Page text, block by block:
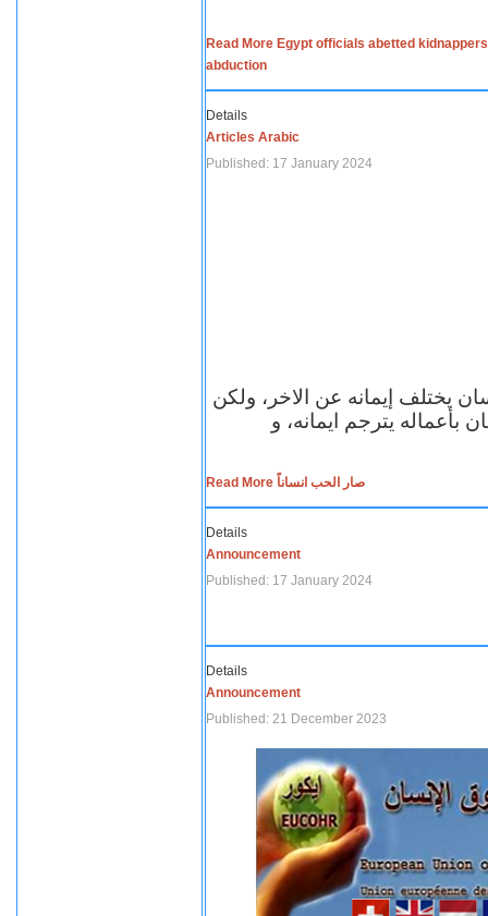
Read More Egypt officials abetted
abduction
Details
Articles Arabic
Published: 17 January 2024
يختلف إيمانه عن الاخر، ولكن
بأعماله يترجم ايمانه، و
Read More صار الحب انساناً
Details
Announcement
Published: 17 January 2024
Details
Announcement
Published: 21 December 2023